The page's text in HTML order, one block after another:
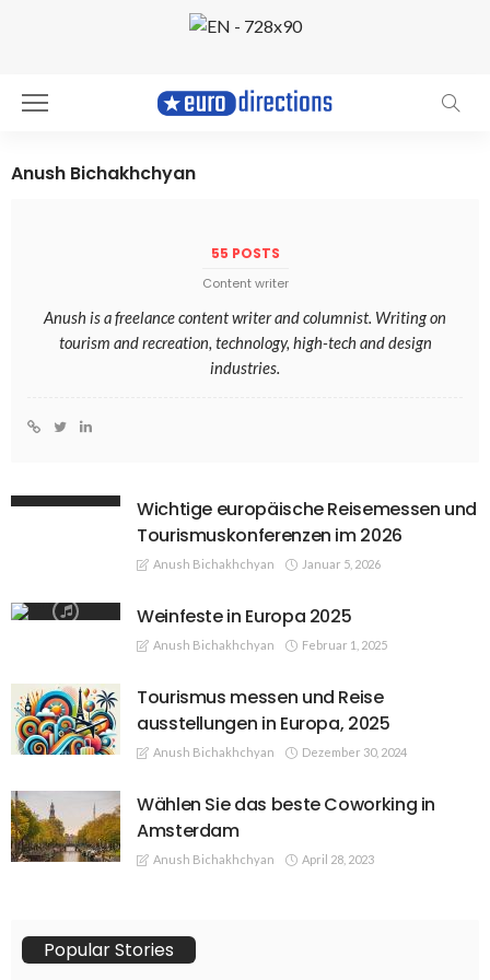
Anush Bichakhchyan
55 POSTS
Content writer
Anush is a freelance content writer and columnist. Writing on
tourism and recreation, technology, high-tech and design
industries.
Wichtige europäische Reisemessen und
Tourismuskonferenzen im 2026
Anush Bichakhchyan Januar 5, 2026
Weinfeste in Europa 2025
Anush Bichakhchyan Februar 1, 2025
Tourismus messen und Reise
ausstellungen in Europa, 2025
Anush Bichakhchyan Dezember 30, 2024
Wählen Sie das beste Coworking in
Amsterdam
Anush Bichakhchyan April 28, 2023
Popular Stories